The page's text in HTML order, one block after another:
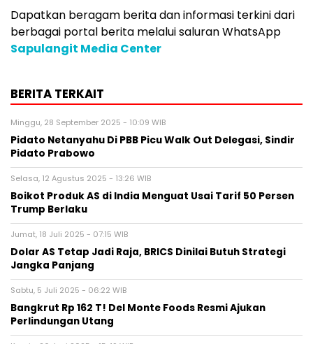
Dapatkan beragam berita dan informasi terkini dari
berbagai portal berita melalui saluran WhatsApp
Sapulangit Media Center
BERITA TERKAIT
Minggu, 28 September 2025 - 10:09 WIB
Pidato Netanyahu Di PBB Picu Walk Out Delegasi, Sindir
Pidato Prabowo
Selasa, 12 Agustus 2025 - 13:26 WIB
Boikot Produk AS di India Menguat Usai Tarif 50 Persen
Trump Berlaku
Jumat, 18 Juli 2025 - 07:15 WIB
Dolar AS Tetap Jadi Raja, BRICS Dinilai Butuh Strategi
Jangka Panjang
Sabtu, 5 Juli 2025 - 06:22 WIB
Bangkrut Rp 162 T! Del Monte Foods Resmi Ajukan
Perlindungan Utang